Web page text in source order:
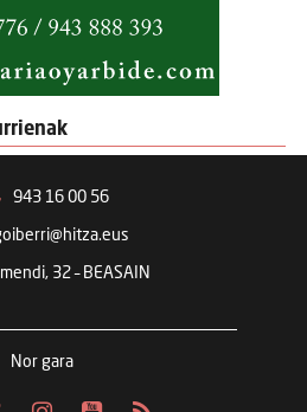
943 16 00 56
32 – BEASAIN
Nor gara